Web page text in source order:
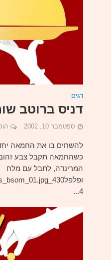
דגים
דניס ברוטב
ספטמבר 10, 2002
להשחים בו את החמאה יחד
כשהחמאה תקבל צבע זהוב
המרינדה, לתבל עם מלח
4...